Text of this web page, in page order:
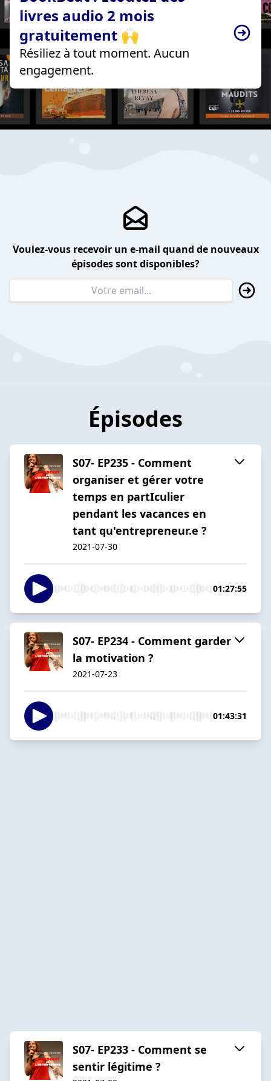
livres audio 2 mois
gratuitement 🙌
Résiliez à tout moment. Aucun
engagement.
Voulez-vous recevoir un e-mail quand de nouveaux
épisodes sont disponibles?
Épisodes
S07- EP235 - Comment
organiser et gérer votre
temps en partIculier
pendant les vacances en
tant qu'entrepreneur.e ?
2021-07-30
01:27:55
S07- EP234 - Comment garder
la motivation ?
2021-07-23
01:43:31
S07- EP233 - Comment se
sentir légitime ?